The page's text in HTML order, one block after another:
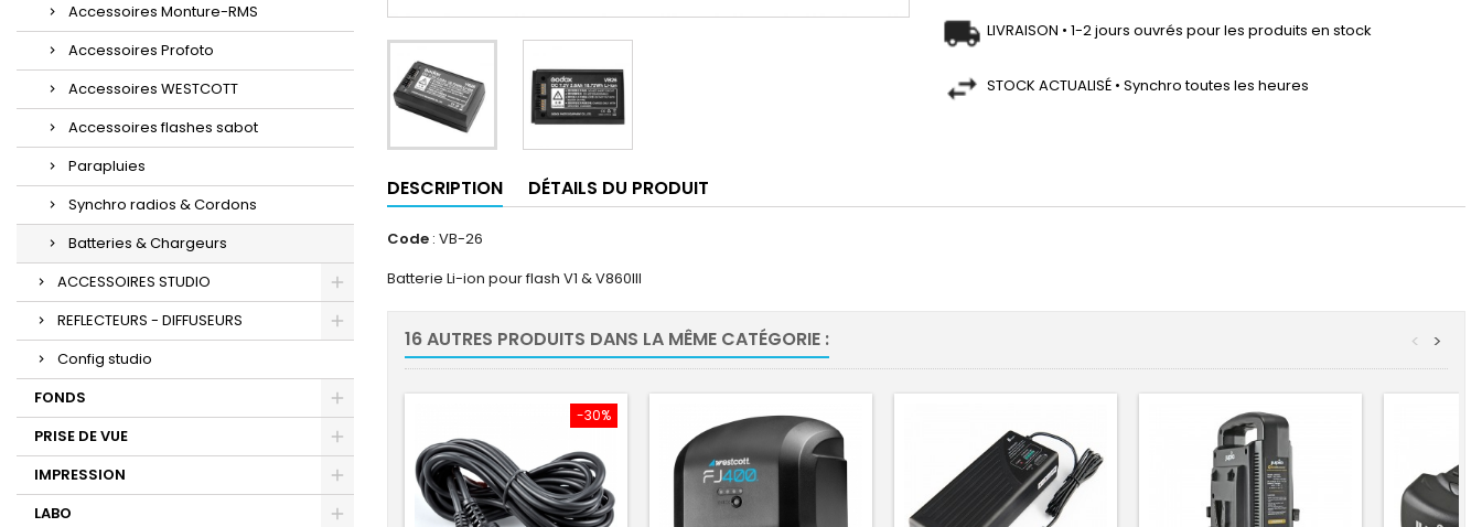
Accessoires Monture-RMS
Accessoires Profoto
Accessoires WESTCOTT
Accessoires flashes sabot
Parapluies
Synchro radios & Cordons
Batteries & Chargeurs
ACCESSOIRES STUDIO
REFLECTEURS - DIFFUSEURS
Config studio
FONDS
PRISE DE VUE
IMPRESSION
LABO
LIVRAISON • 1-2 jours ouvrés pour les produits en stock
STOCK ACTUALISÉ • Synchro toutes les heures
DESCRIPTION DÉTAILS DU PRODUIT
Code : VB-26
Batterie Li-ion pour flash V1 & V860III
16 AUTRES PRODUITS DANS LA MÊME CATÉGORIE : >
<
-30%